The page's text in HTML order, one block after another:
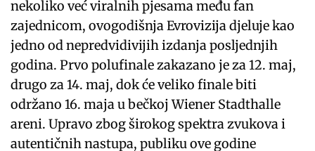
nekoliko već viralnih pjesama među fan
zajednicom, ovogodišnja Evrovizija djeluje kao
jedno od nepredvidivijih izdanja posljednjih
godina. Prvo polufinale zakazano je za 12. maj,
drugo za 14. maj, dok će veliko finale biti
održano 16. maja u bečkoj Wiener Stadthalle
areni. Upravo zbog širokog spektra zvukova i
autentičnih nastupa, publiku ove godine